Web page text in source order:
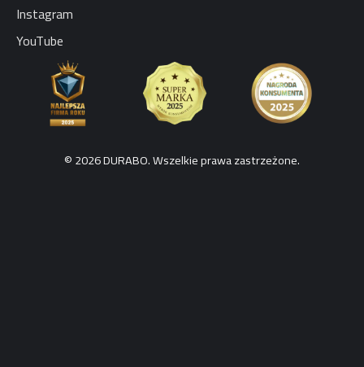
Instagram
YouTube
© 2026 DURABO. Wszelkie prawa zastrzeżone.